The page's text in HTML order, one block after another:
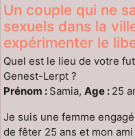
Un couple qui ne
sexuels dans la
expérimenter le
Quel est le lieu de votre
Genest-Lerpt ?
Prénom : Samia, Age : 25
Je suis une femme
de fêter 25 ans et mon